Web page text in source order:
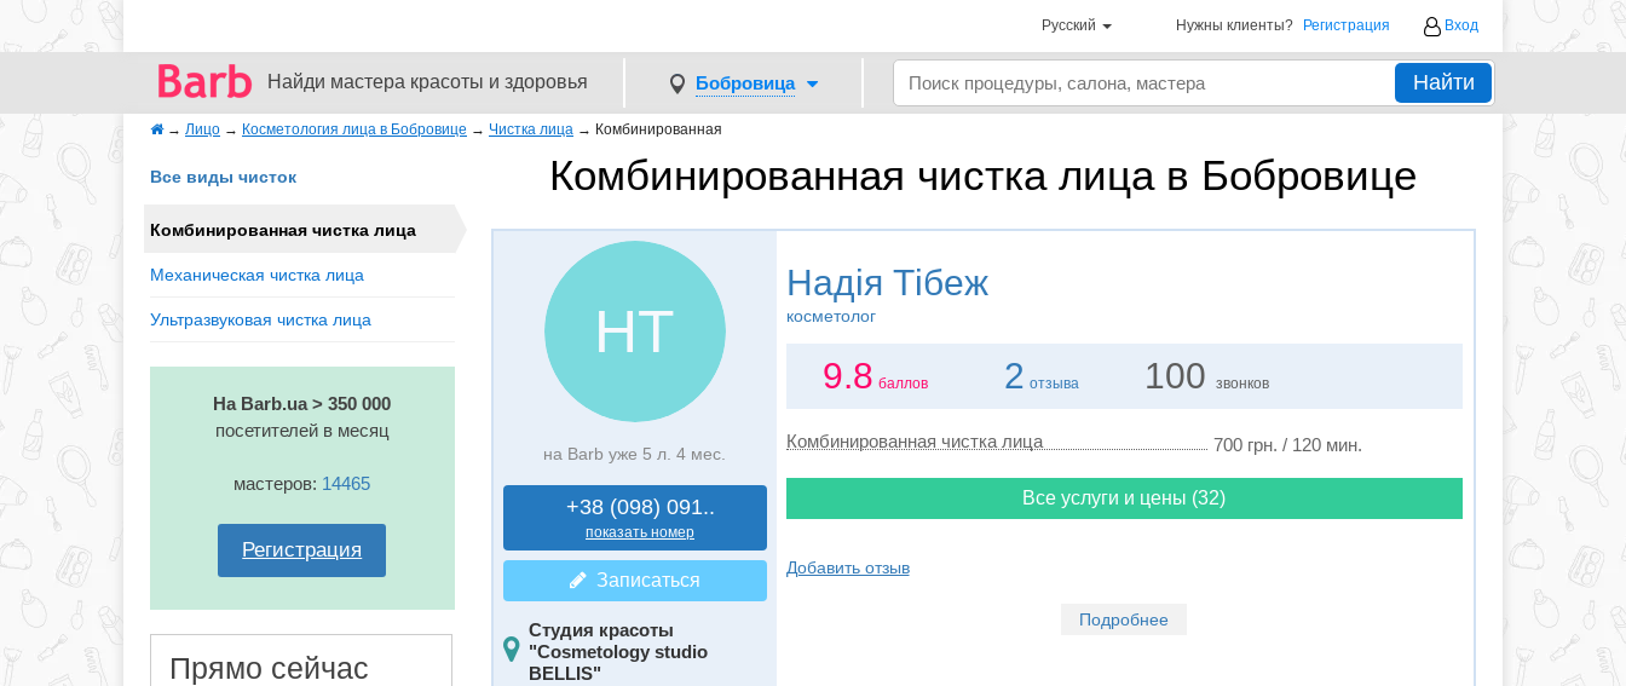
Русский Нужны клиенты? Регистрация Вход
Найди мастера красоты и здоровья Бобровица Найти
→ Лицо → Косметология лица в Бобровице → Чистка лица → Комбинированная
Комбинированная чистка лица в Бобровице
Все виды чисток
Комбинированная чистка лица
Механическая чистка лица
Ультразвуковая чистка лица
На Barb.ua > 350 000
посетителей в месяц
мастеров: 14465
Регистрация
Прямо сейчас
НТ
на Barb уже 5 л. 4 мес.
+38 (098) 091..
показать номер
Записаться
Студия красоты
"Cosmetology studio
BELLIS"
Надія Тібеж
косметолог
9.8 баллов 2 отзыва 100 звонков
Комбинированная чистка лица 700 грн. / 120 мин.
Все услуги и цены (32)
Добавить отзыв
Подробнее